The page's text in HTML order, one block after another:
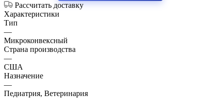
Рассчитать доставку
Характеристики
Тип
—
Микроконвексный
Страна производства
—
США
Назначение
—
Педиатрия, Ветеринария